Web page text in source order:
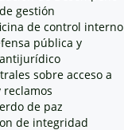
gestión
de control interno
pública y
sobre acceso a
de paz
de integridad